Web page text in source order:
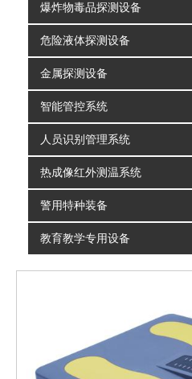
爆炸物毒品探测设备
危险液体探测设备
金属探测设备
智能管控系统
人员识别管理系统
热成像红外测温系统
警用特种装备
教育教学专用设备